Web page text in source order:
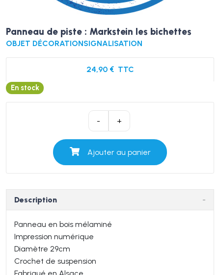
Panneau de piste : Markstein les bichettes
OBJET DÉCORATIONSIGNALISATION
24,90 € TTC
En stock
-
quantité
Panneau
de
piste
Markstein
+
Ajouter au panier
Description
Panneau en bois mélaminé
Impression numérique
Diamètre 29cm
Crochet de suspension